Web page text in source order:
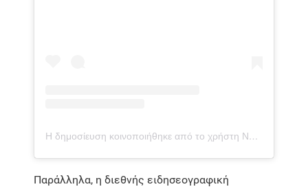
Η δημοσίευση κοινοποιήθηκε από το χρήστη Naxos Island & Small Cyclades (@naxosandsmallcyclades)
Παράλληλα, η διεθνής ειδησεογραφική